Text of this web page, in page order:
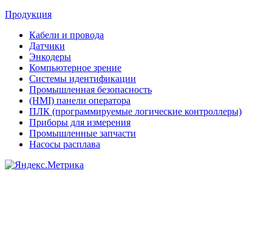
Продукция
Кабели и провода
Датчики
Энкодеры
Компьютерное зрение
Системы идентификации
Промышленная безопасность
(HMI) панели оператора
ПЛК (программируемые логические контроллеры)
Приборы для измерения
Промышленные запчасти
Насосы расплава